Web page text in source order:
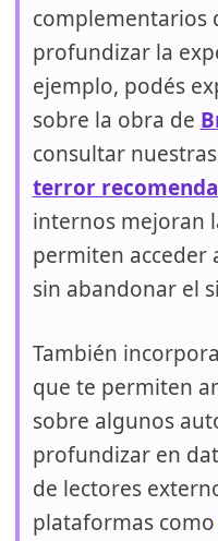
complementarios
profundizar la
ejemplo, podés
sobre la obra de
consultar
terror
internos mejoran
permiten acceder
sin abandonar el
También
que te permiten
sobre algunos
profundizar en
de lectores
plataformas como